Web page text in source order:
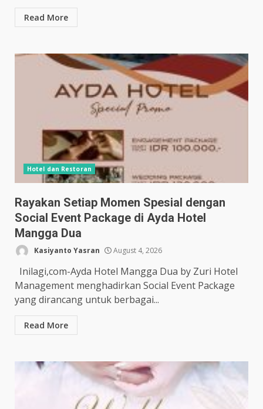
Read More
Hotel dan Restoran
Rayakan Setiap Momen Spesial dengan
Social Event Package di Ayda Hotel
Mangga Dua
Kasiyanto Yasran August 4, 2026
Inilagi,com-Ayda Hotel Mangga Dua by Zuri Hotel
Management menghadirkan Social Event Package
yang dirancang untuk berbagai...
Read More